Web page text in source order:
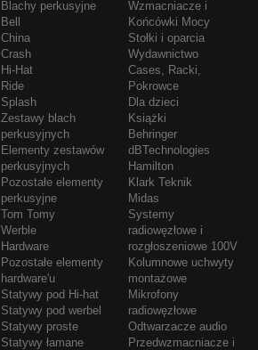
Blachy perkusyjne
Bell
China
Crash
Hi-Hat
Ride
Splash
Zestawy blach
perkusyjnych
Elementy zestawów
perkusyjnych
Pozostałe elementy
perkusyjne
Tom Tomy
Werble
Hardware
Pozostałe elementy
hardware'u
Statywy pod Hi-hat
Statywy pod werbel
Statywy proste
Statywy łamane
Wzmacniacze i
Końcówki Mocy
Stołki i oparcia
Wydawnictwo
Cases, Racki,
Pokrowce
Dla dzieci
Książki
Behringer
dBTechnologies
Hamilton
Klark Teknik
Midas
Systemy
radiowęzłowe i
rozgłoszeniowe 100V
Kolumnowe uchwyty
montażowe
Mikrofony
radiowęzłowe
Odtwarzacze audio
Przedwzmacniacze i